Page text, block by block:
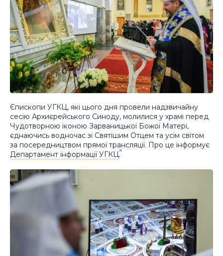
Єпископи УГКЦ, які цього дня провели надзвичайну
сесію Архиєрейського Синоду, молилися у храмі перед
Чудотворною іконою Зарваницької Божої Матері,
єднаючись водночас зі Святішим Отцем та усім світом
за посередництвом прямої трансляції. Про це інформує
Департамент інформації УГКЦ.